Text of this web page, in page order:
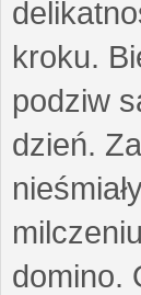
kroku.
podziw
dzień.
domino.